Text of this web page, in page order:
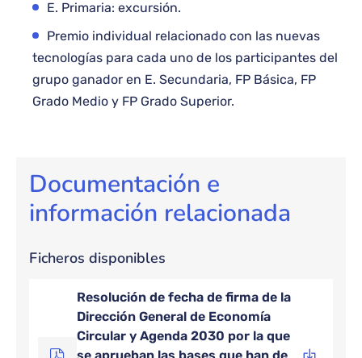
E. Primaria: excursión.
Premio individual relacionado con las nuevas
tecnologías para cada uno de los participantes del
grupo ganador en E. Secundaria, FP Básica, FP
Grado Medio y FP Grado Superior.
Documentación e
información relacionada
Ficheros disponibles
Resolución de fecha de firma de la
Dirección General de Economía
Circular y Agenda 2030 por la que